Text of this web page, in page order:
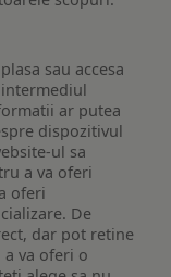
sau accesa
ar putea
dispozitivul
ul sa
a va oferi
oferi
De
dar pot retine
va oferi o